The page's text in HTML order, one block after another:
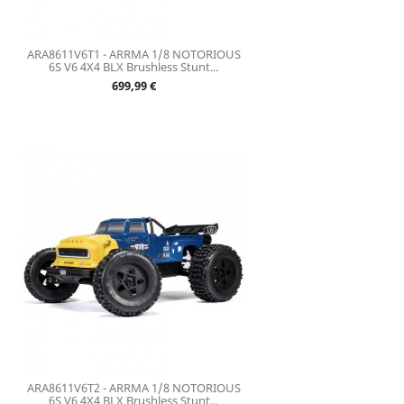
ARA8611V6T1 - ARRMA 1/8 NOTORIOUS
6S V6 4X4 BLX Brushless Stunt...
Prix
699,99 €
ARA8611V6T2 - ARRMA 1/8 NOTORIOUS
6S V6 4X4 BLX Brushless Stunt...